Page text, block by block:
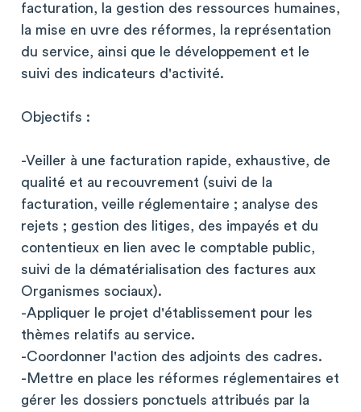
facturation, la gestion des ressources humaines,
la mise en uvre des réformes, la représentation
du service, ainsi que le développement et le
suivi des indicateurs d'activité.
Objectifs :
-Veiller à une facturation rapide, exhaustive, de
qualité et au recouvrement (suivi de la
facturation, veille réglementaire ; analyse des
rejets ; gestion des litiges, des impayés et du
contentieux en lien avec le comptable public,
suivi de la dématérialisation des factures aux
Organismes sociaux).
-Appliquer le projet d'établissement pour les
thèmes relatifs au service.
-Coordonner l'action des adjoints des cadres.
-Mettre en place les réformes réglementaires et
gérer les dossiers ponctuels attribués par la